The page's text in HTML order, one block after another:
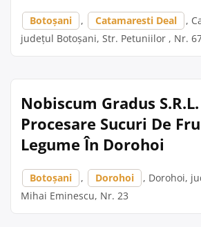
Botoșani , Catamaresti Deal
,
județul Botoșani, Str. Petuniilor , Nr.
Nobiscum Gradus
Procesare Sucuri De
Legume În Dorohoi
Botoșani , Dorohoi
, Dorohoi,
Mihai Eminescu, Nr. 23